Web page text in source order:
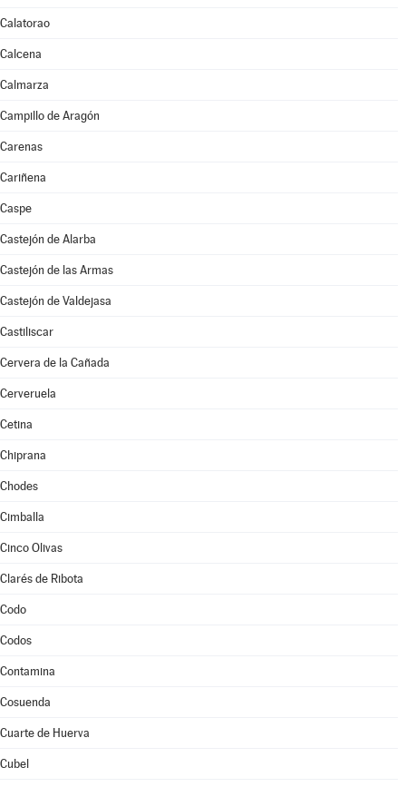
Calatorao
Calcena
Calmarza
Campillo de Aragón
Carenas
Cariñena
Caspe
Castejón de Alarba
Castejón de las Armas
Castejón de Valdejasa
Castiliscar
Cervera de la Cañada
Cerveruela
Cetina
Chiprana
Chodes
Cimballa
Cinco Olivas
Clarés de Ribota
Codo
Codos
Contamina
Cosuenda
Cuarte de Huerva
Cubel